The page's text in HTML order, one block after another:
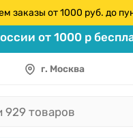
заказы от 1000 руб. до
от 1000 р
г. Москва